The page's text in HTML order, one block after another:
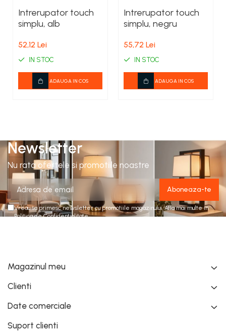
Intrerupator touch
simplu, alb
52,12 Lei
IN STOC
ADAUGA IN COS
Intrerupator touch
simplu, negru
55,72 Lei
IN STOC
ADAUGA IN COS
Newsletter
Nu rata ofertele si promotiile noastre
Vreau sa primesc newsletter cu promotiile magazinului. Afla mai multe in
Politica de Confidentialitate
Magazinul meu
Clienti
Date comerciale
Suport clienti